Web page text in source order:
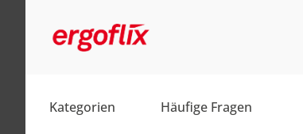
Kategorien Häufige Fragen